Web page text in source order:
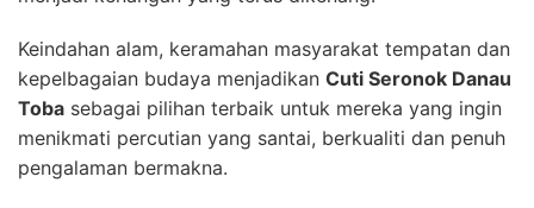
Keindahan alam, keramahan masyarakat tempatan dan
kepelbagaian budaya menjadikan Cuti Seronok Danau
Toba sebagai pilihan terbaik untuk mereka yang ingin
menikmati percutian yang santai, berkualiti dan penuh
pengalaman bermakna.